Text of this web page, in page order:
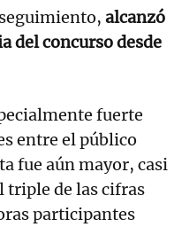
alcanzó
del concurso desde
fuerte
entre el público
fue aún mayor, casi
triple de las cifras
participantes